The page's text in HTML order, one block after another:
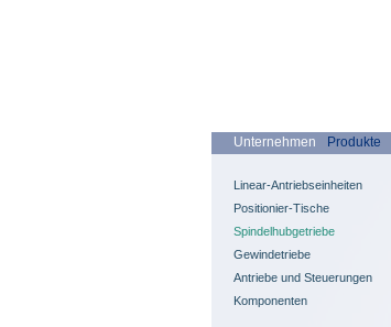
Unternehmen Produkte
Linear-Antriebseinheiten
Positionier-Tische
Spindelhubgetriebe
Gewindetriebe
Antriebe und Steuerungen
Komponenten